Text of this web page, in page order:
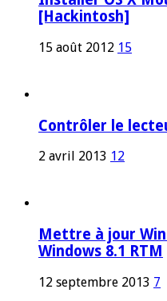
[Hackintosh]
15 août 2012 15
Contrôler le
2 avril 2013 12
Mettre à jour
Windows 8.1 RTM
12 septembre 2013 7